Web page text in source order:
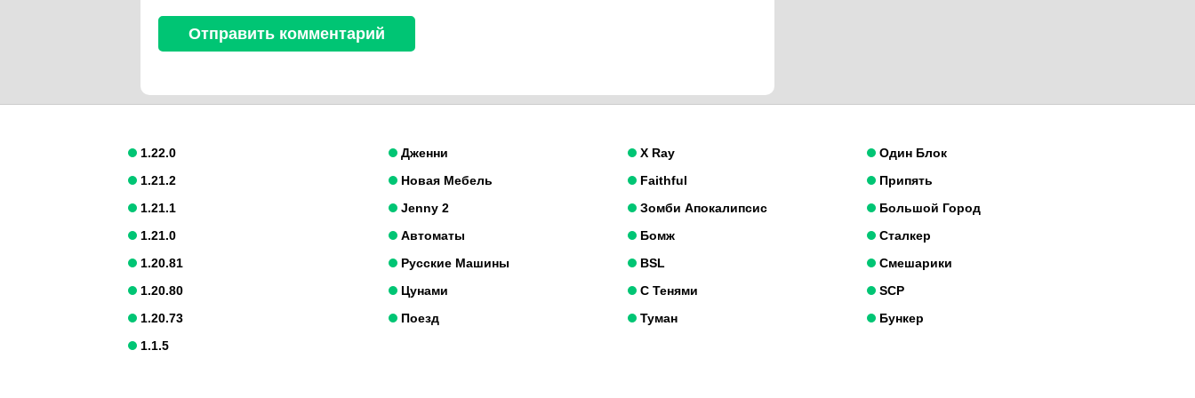
1.22.0
1.21.2
1.21.1
1.21.0
1.20.81
1.20.80
1.20.73
1.1.5
Дженни
Новая Мебель
Jenny 2
Автоматы
Русские Машины
Цунами
Поезд
X Ray
Faithful
Зомби Апокалипсис
Бомж
BSL
С Тенями
Туман
Один Блок
Припять
Большой Город
Сталкер
Смешарики
SCP
Бункер